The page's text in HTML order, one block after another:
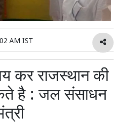
AM IST
कर राजस्थान की
है : जल संसाधन